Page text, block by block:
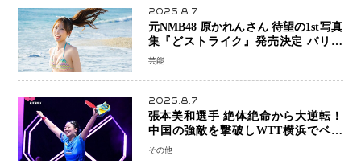
2026.8.7
元NMB48 原かれんさん 待望の1st写真
集『どストライク』発売決定 バリで
魅せる25歳の新境地
芸能
2026.8.7
張本美和選手 絶体絶命から大逆転！
中国の強敵を撃破しWTT横浜でベス
ト8進出
その他